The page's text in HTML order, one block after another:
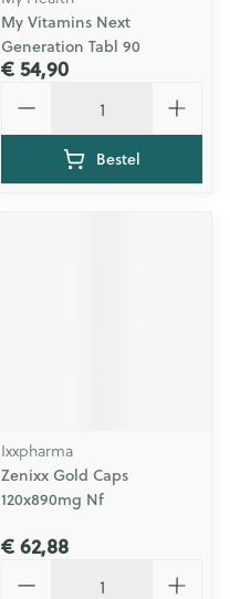
My Vitamins Next
Generation Tabl 90
€ 54,90
Bestel
Ixxpharma
Zenixx Gold Caps
120x890mg Nf
€ 62,88